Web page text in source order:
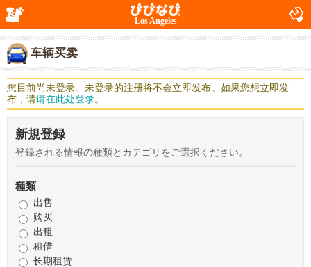
Los Angeles
车辆买卖
您目前尚未登录。未登录的注册将不会立即发布。如果您想立即发
布，请请在此处登录。
新規登録
登録される情報の種類とカテゴリをご選択ください。
種類
出售
购买
出租
租借
长期租赁